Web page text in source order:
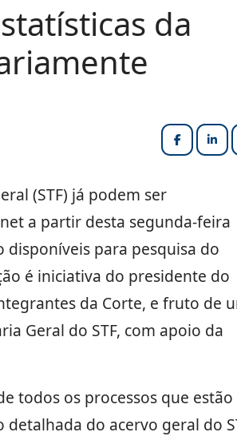
da
Facebook
(STF) já podem ser
a partir desta segunda-feira
disponíveis para pesquisa do
é iniciativa do presidente do
da Corte, e fruto de
Geral do STF, com apoio da
todos os processos que estão
do acervo geral do